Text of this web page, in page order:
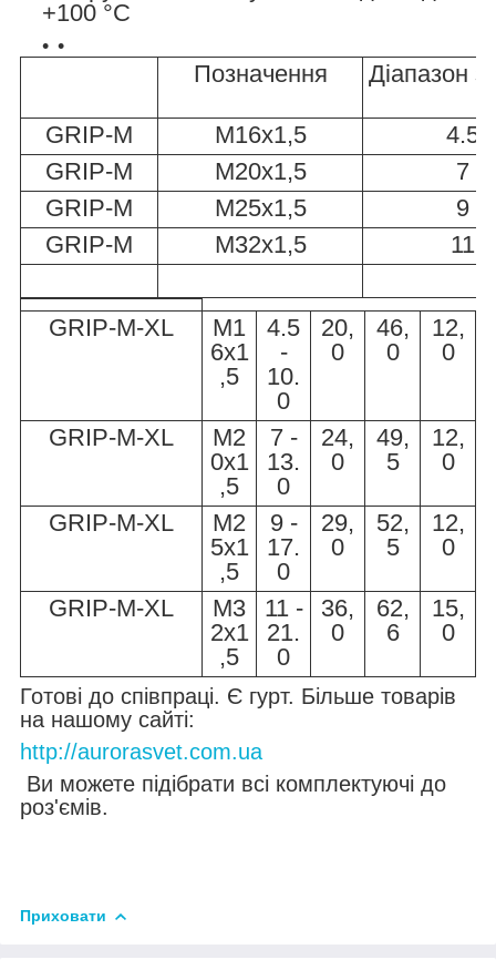
+100 °C
Позначення Діапазон
GRIP-M M16x1,5
4.5
GRIP-M
M20x1,5
7 -
GRIP-M
M25x1,5
9 -
GRIP-M
M32x1,5 11
GRIP-M-XL
M1
6x1
,5
4.5
-
10.
0
20,
0
46,
0
12,
0
GRIP-M-XL
M2
0x1
,5
7 -
13.
0
24,
0
49,
5
12,
0
GRIP-M-XL
M2
5x1
,5
9 -
17.
0
29,
0
52,
5
12,
0
GRIP-M-XL
M3
2x1
,5
11 -
21.
0
36,
0
62,
6
15,
0
Готові до співпраці. Є гурт. Більше товарів
на нашому сайті:
http://aurorasvet.com.ua
Ви можете підібрати всі комплектуючі до
роз'ємів.
Приховати